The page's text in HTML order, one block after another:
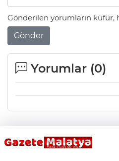
Gönderilen yorumların küfür,
Gönder
Yorumlar (0)